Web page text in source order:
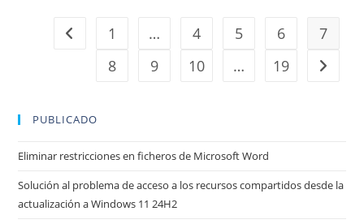
Ir a la página anterior
1 … 4 5 6
7
8
9 10 … 19 Ir a la
PUBLICADO
Eliminar restricciones en ficheros de Microsoft Word
Solución al problema de acceso a los recursos compartidos desde la
actualización a Windows 11 24H2